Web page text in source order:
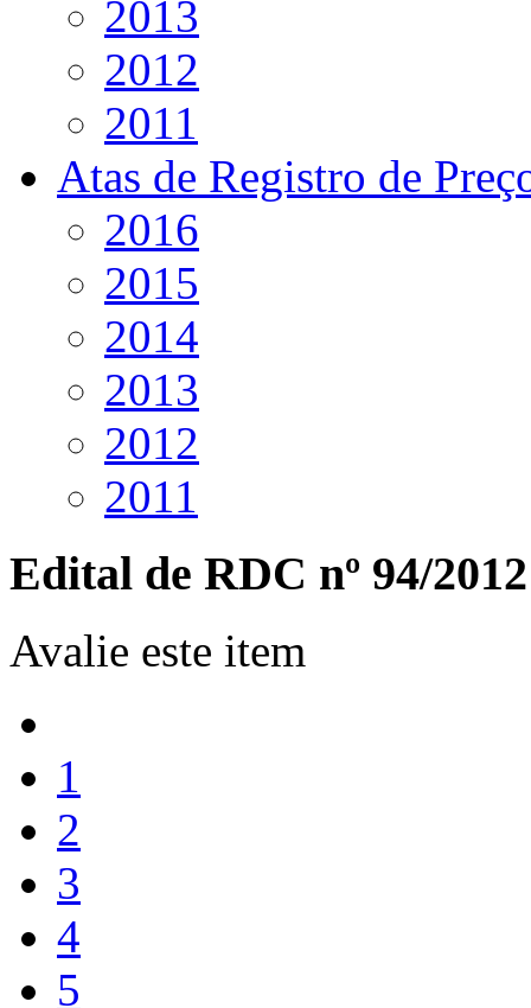
2013
2012
2011
Atas de Registro de
2016
2015
2014
2013
2012
2011
Edital de RDC nº 94/
Avalie este item
1
2
3
4
5